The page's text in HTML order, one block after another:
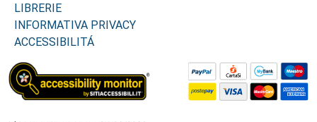
LIBRERIE
INFORMATIVA PRIVACY
ACCESSIBILITÁ